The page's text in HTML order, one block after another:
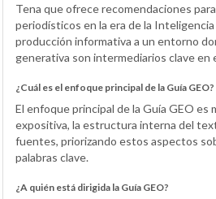
Tena que ofrece recomendaciones
periodísticos en la era de la
producción informativa a un entorno
generativa son intermediarios clave en
¿Cuál es el enfoque principal de la Guía GEO?
El enfoque principal de la Guía GEO es
expositiva, la estructura interna del
fuentes, priorizando estos aspectos
palabras clave.
¿A quién está dirigida la Guía GEO?